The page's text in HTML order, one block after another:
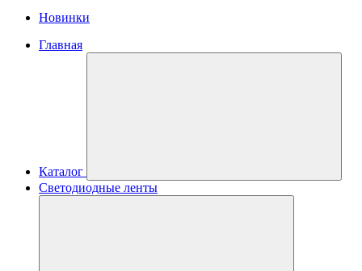
Новинки
Главная
Каталог
Светодиодные ленты